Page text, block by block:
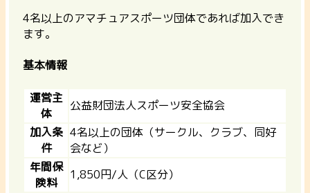
4名以上のアマチュアスポーツ団体であれば加入でき
ます。
基本情報
運営主
体
公益財団法人スポーツ安全協会
加入条
件
4名以上の団体（サークル、クラブ、同好
会など）
年間保
険料
1,850円/人（C区分）